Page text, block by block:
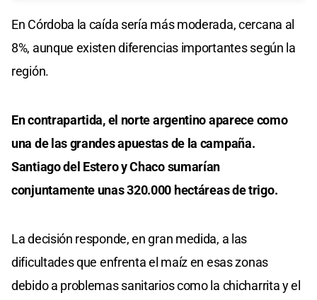
En Córdoba la caída sería más moderada, cercana al
8%, aunque existen diferencias importantes según la
región.
En contrapartida, el norte argentino aparece como
una de las grandes apuestas de la campaña.
Santiago del Estero y Chaco sumarían
conjuntamente unas 320.000 hectáreas de trigo.
La decisión responde, en gran medida, a las
dificultades que enfrenta el maíz en esas zonas
debido a problemas sanitarios como la chicharrita y el